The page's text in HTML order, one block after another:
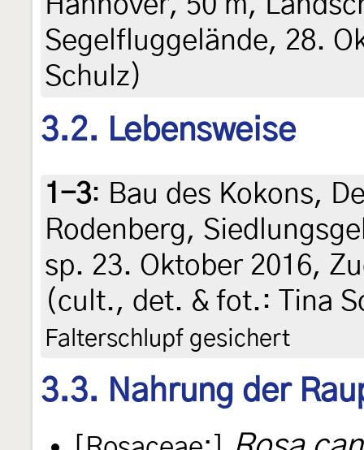
Segelfluggelände, 28.
Schulz)
3.2. Lebensweise
1-3: Bau des Kokons,
Rodenberg,
sp. 23. Oktober 2016,
(cult., det. & fot.: Tina
Falterschlupf gesichert
3.3. Nahrung der